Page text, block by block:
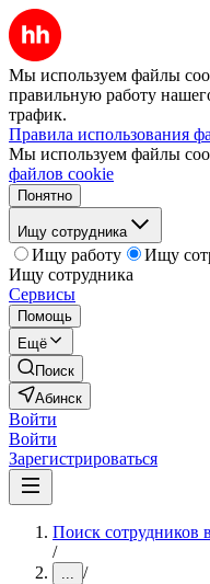
Мы используем файлы
правильную работу
трафик.
Правила использования
Мы используем файлы
файлов cookie
Понятно
Ищу сотрудника
Ищу работу
Ищу
Ищу сотрудника
Сервисы
Помощь
Ещё
Поиск
Абинск
Войти
Войти
Зарегистрироваться
Поиск сотрудников
/
... /